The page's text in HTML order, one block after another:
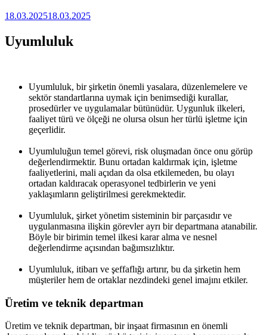
18.03.202518.03.2025
Uyumluluk
Uyumluluk, bir şirketin önemli yasalara, düzenlemelere ve
sektör standartlarına uymak için benimsediği kurallar,
prosedürler ve uygulamalar bütünüdür. Uygunluk ilkeleri,
faaliyet türü ve ölçeği ne olursa olsun her türlü işletme için
geçerlidir.
Uyumluluğun temel görevi, risk oluşmadan önce onu görüp
değerlendirmektir. Bunu ortadan kaldırmak için, işletme
faaliyetlerini, mali açıdan da olsa etkilemeden, bu olayı
ortadan kaldıracak operasyonel tedbirlerin ve yeni
yaklaşımların geliştirilmesi gerekmektedir.
Uyumluluk, şirket yönetim sisteminin bir parçasıdır ve
uygulanmasına ilişkin görevler ayrı bir departmana atanabilir.
Böyle bir birimin temel ilkesi karar alma ve nesnel
değerlendirme açısından bağımsızlıktır.
Uyumluluk, itibarı ve şeffaflığı artırır, bu da şirketin hem
müşteriler hem de ortaklar nezdindeki genel imajını etkiler.
Üretim ve teknik departman
Üretim ve teknik departman, bir inşaat firmasının en önemli